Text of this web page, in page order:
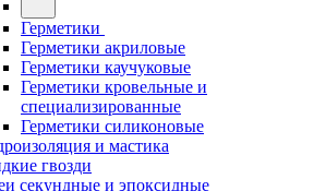
Герметики
Герметики акриловые
Герметики каучуковые
Герметики кровельные и
специализированные
Герметики силиконовые
и мастика
гвозди
секундные и эпоксидные